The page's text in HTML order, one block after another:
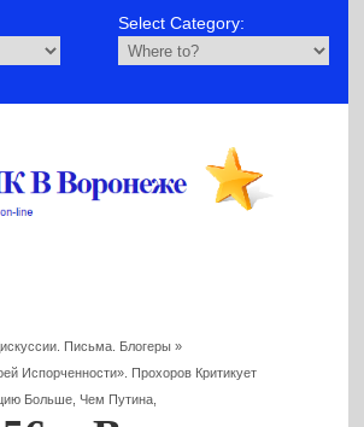
Select Category:
Письма. Блогеры»
Испорченности». Прохоров Критикует
Больше, Чем Путина,